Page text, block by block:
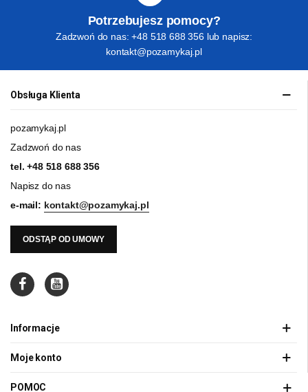
Potrzebujesz pomocy?
Zadzwoń do nas: +48 518 688 356 lub napisz:
kontakt@pozamykaj.pl
Obsługa Klienta
pozamykaj.pl
Zadzwoń do nas
tel.+48 518 688 356
Napisz do nas
e-mail: kontakt@pozamykaj.pl
ODSTĄP OD UMOWY
Informacje
Moje konto
POMOC